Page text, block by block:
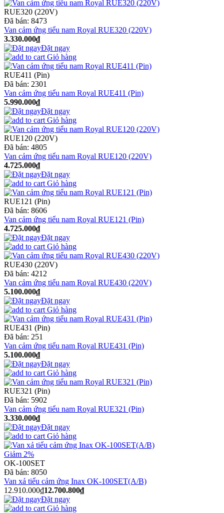
RUE320 (220V)
Đã bán: 8473
Van cảm ứng tiểu nam Royal RUE320 (220V)
3.330.000₫
Đặt ngay
Giỏ hàng
RUE411 (Pin)
Đã bán: 2301
Van cảm ứng tiểu nam Royal RUE411 (Pin)
5.990.000₫
Đặt ngay
Giỏ hàng
RUE120 (220V)
Đã bán: 4805
Van cảm ứng tiểu nam Royal RUE120 (220V)
4.725.000₫
Đặt ngay
Giỏ hàng
RUE121 (Pin)
Đã bán: 8606
Van cảm ứng tiểu nam Royal RUE121 (Pin)
4.725.000₫
Đặt ngay
Giỏ hàng
RUE430 (220V)
Đã bán: 4212
Van cảm ứng tiểu nam Royal RUE430 (220V)
5.100.000₫
Đặt ngay
Giỏ hàng
RUE431 (Pin)
Đã bán: 251
Van cảm ứng tiểu nam Royal RUE431 (Pin)
5.100.000₫
Đặt ngay
Giỏ hàng
RUE321 (Pin)
Đã bán: 5902
Van cảm ứng tiểu nam Royal RUE321 (Pin)
3.330.000₫
Đặt ngay
Giỏ hàng
Giảm 2%
OK-100SET
Đã bán: 8050
Van xả tiểu cảm ứng Inax OK-100SET(A/B)
12.910.000₫12.700.800₫
Đặt ngay
Giỏ hàng